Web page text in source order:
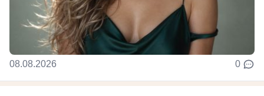
08.08.2026 0